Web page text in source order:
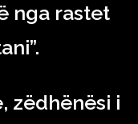
nga rastet
zëdhënësi i